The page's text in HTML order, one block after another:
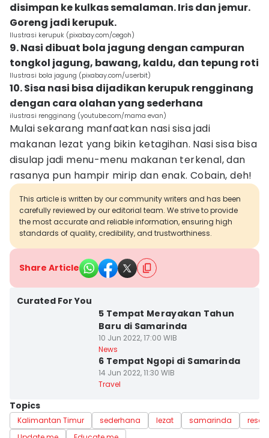
disimpan ke kulkas semalaman. Iris dan jemur.
Goreng jadi kerupuk.
Ilustrasi kerupuk (pixabay.com/cegoh)
9. Nasi dibuat bola jagung dengan campuran
tongkol jagung, bawang, kaldu, dan tepung roti
Ilustrasi bola jagung (pixabay.com/userbit)
10. Sisa nasi bisa dijadikan kerupuk rengginang
dengan cara olahan yang sederhana
ilustrasi rengginang (youtube.com/mama evan)
Mulai sekarang manfaatkan nasi sisa jadi
makanan lezat yang bikin ketagihan. Nasi sisa bisa
disulap jadi menu-menu makanan terkenal, dan
rasanya pun hampir mirip dan enak. Cobain, deh!
This article is written by our community writers and has been
carefully reviewed by our editorial team. We strive to provide
the most accurate and reliable information, ensuring high
standards of quality, credibility, and trustworthiness.
Share Article
Curated For You
5 Tempat Merayakan Tahun
Baru di Samarinda
10 Jun 2022, 17:00 WIB
News
6 Tempat Ngopi di Samarinda
14 Jun 2022, 11:30 WIB
Travel
Topics
Kalimantan Timur sederhana lezat samarinda